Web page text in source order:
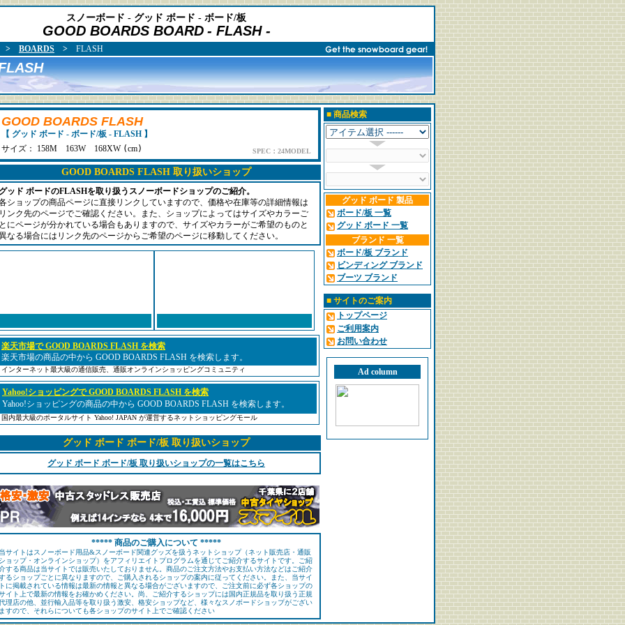
スノーボード - グッド ボード - ボード/板
GOOD BOARDS BOARD - FLASH -
BOARDS > FLASH
GOOD BOARDS FLASH
【 グッド ボード - ボード/板 - FLASH 】
サイズ： 158M 163W 168XW (cm) SPEC：24MODEL
GOOD BOARDS FLASH 取り扱いショップ
ッド ボードのFLASHを取り扱うスノーボードショップのご紹介。
ショップの商品ページに直接リンクしていますので、価格や在庫等の詳細情報は
ンク先のページでご確認ください。また、ショップによってはサイズやカラーご
にページが分かれている場合もありますので、サイズやカラーがご希望のものと
なる場合にはリンク先のページからご希望のページに移動してください。
楽天市場で GOOD BOARDS FLASH を検索
楽天市場の商品の中から GOOD BOARDS FLASH を検索します。
インターネット最大級の通信販売、通販オンラインショッピングコミュニティ
Yahoo!ショッピングで GOOD BOARDS FLASH を検索
Yahoo!ショッピングの商品の中から GOOD BOARDS FLASH を検索します。
国内最大級のポータルサイト Yahoo! JAPAN が運営するネットショッピングモール
グッド ボード ボード/板 取り扱いショップ
グッド ボード ボード/板 取り扱いショップの一覧はこちら
■ 商品検索
グッド ボード 製品
ボード/板 一覧
グッド ボード 一覧
ブランド 一覧
ボード/板 ブランド
ビンディング ブランド
ブーツ ブランド
■ サイトのご案内
トップページ
ご利用案内
お問い合わせ
Ad column
***** 商品のご購入について *****
サイトはスノーボード用品&スノーボード関連グッズを扱うネットショップ（ネット販売店・通販
ョップ・オンラインショップ）をアフィリエイトプログラムを通じてご紹介するサイトです。ご紹
する商品は当サイトでは販売いたしておりません。商品のご注文方法やお支払い方法などはご紹介
るショップごとに異なりますので、ご購入されるショップの案内に従ってください。また、当サイ
に掲載されている情報は最新の情報と異なる場合がございますので、ご注文前に必ず各ショップの
イト上で最新の情報をお確かめください。尚、ご紹介するショップには国内正規品を取り扱う正規
理店の他、並行輸入品等を取り扱う激安、格安ショップなど、様々なスノボードショップがござい
すので、それらについても各ショップのサイト上でご確認ください